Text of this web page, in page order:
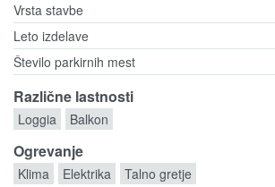
Vrsta stavbe
Leto izdelave
Število parkirnih mest
Različne lastnosti
Loggia Balkon
Ogrevanje
Klima Elektrika Talno gretje